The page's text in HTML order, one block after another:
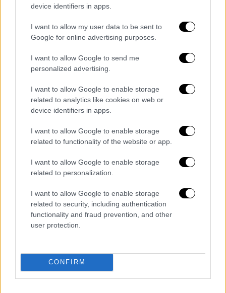
device identifiers in apps.
I want to allow my user data to be sent to
Google for online advertising purposes.
I want to allow Google to send me
personalized advertising.
I want to allow Google to enable storage
related to analytics like cookies on web or
device identifiers in apps.
I want to allow Google to enable storage
related to functionality of the website or app.
I want to allow Google to enable storage
related to personalization.
I want to allow Google to enable storage
related to security, including authentication
functionality and fraud prevention, and other
user protection.
CONFIRM
Our Network|10.03.2025 12:30
Σαρακοστή στην Αθήνα: 8 στέκια με
εξαιρετικά νηστίσιμα πιάτα στην
πρωτεύουσα
Οι ταβέρνες και τα εστιατόρια της Αθήνας
με τις πιο νόστιμες νηστίσιμες επιλογές